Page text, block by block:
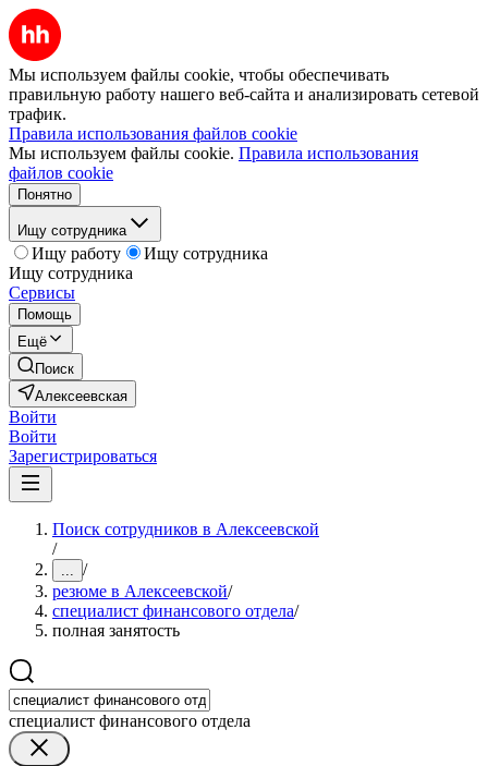
Мы используем файлы cookie, чтобы обеспечивать
правильную работу нашего веб-сайта и анализировать сетевой
трафик.
Правила использования файлов cookie
Мы используем файлы cookie. Правила использования
файлов cookie
Понятно
Ищу сотрудника
Ищу работу
Ищу сотрудника
Ищу сотрудника
Сервисы
Помощь
Ещё
Поиск
Алексеевская
Войти
Войти
Зарегистрироваться
Поиск сотрудников в Алексеевской
/
... /
резюме в Алексеевской/
специалист финансового отдела/
полная занятость
специалист финансового отдела